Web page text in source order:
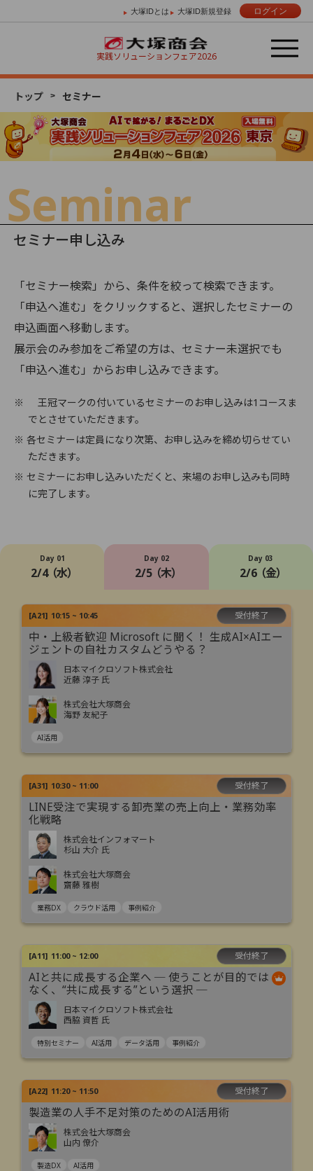
大塚IDとは 大塚ID新規登録 ログイン
実践ソリューションフェア2026
トップ セミナー
Seminar
セミナー申し込み
「セミナー検索」から、条件を絞って検索できます。
「申込へ進む」をクリックすると、選択したセミナーの
申込画面へ移動します。
展示会のみ参加をご希望の方は、セミナー未選択でも
「申込へ進む」からお申し込みできます。
※
王冠マークの付いているセミナーのお申し込みは1コースま
でとさせていただきます。
※ 各セミナーは定員になり次第、お申し込みを締め切らせてい
ただきます。
※ セミナーにお申し込みいただくと、来場のお申し込みも同時
に完了します。
Day 01
2/4 （水）
Day 02
2/5 （木）
Day 03
2/6 （金）
Day 01
2/4 （水） 2/5 （木） 2/6 （金）
[A21] 10:15 ~ 10:45 受付終了
中・上級者歓迎 Microsoft に聞く！ 生成AI×AIエー
ジェントの自社カスタムどうやる？
日本マイクロソフト株式会社
近藤 淳子 氏
株式会社大塚商会
海野 友紀子
AI活用
[A31] 10:30 ~ 11:00 受付終了
LINE受注で実現する卸売業の売上向上・業務効率
化戦略
株式会社インフォマート
杉山 大介 氏
株式会社大塚商会
齋藤 雅樹
業務DX クラウド活用 事例紹介
[A11] 11:00 ~ 12:00 受付終了
AIと共に成長する企業へ ─ 使うことが目的では
なく、“共に成長する”という選択 ─
日本マイクロソフト株式会社
西脇 資哲 氏
特別セミナー AI活用 データ活用 事例紹介
[A22] 11:20 ~ 11:50 受付終了
製造業の人手不足対策のためのAI活用術
株式会社大塚商会
山内 僚介
製造DX AI活用